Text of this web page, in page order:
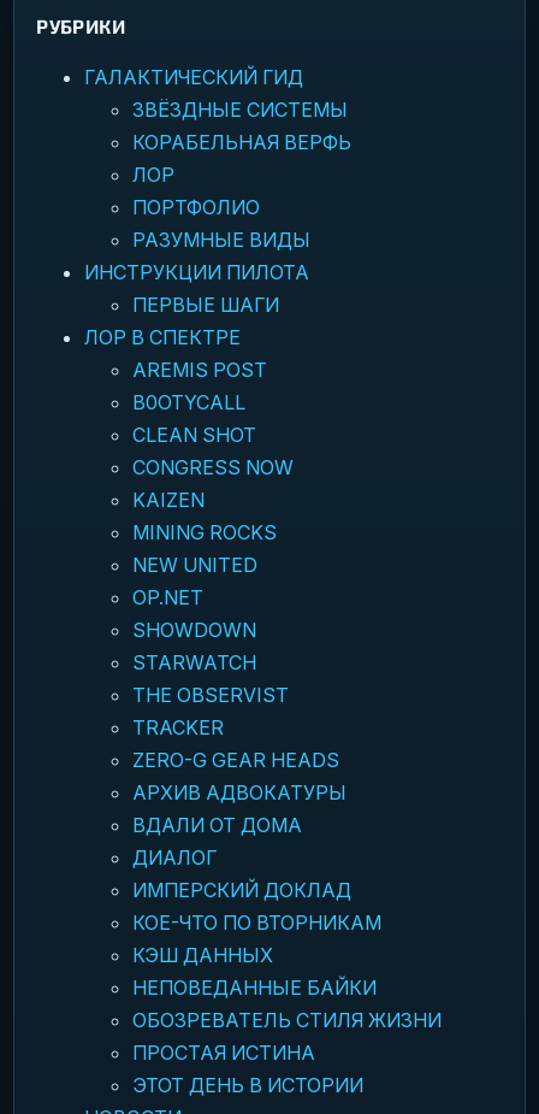
РУБРИКИ
ГАЛАКТИЧЕСКИЙ ГИД
ЗВЁЗДНЫЕ СИСТЕМЫ
КОРАБЕЛЬНАЯ ВЕРФЬ
ЛОР
ПОРТФОЛИО
РАЗУМНЫЕ ВИДЫ
ИНСТРУКЦИИ ПИЛОТА
ПЕРВЫЕ ШАГИ
ЛОР В СПЕКТРЕ
AREMIS POST
B0OTYCALL
CLEAN SHOT
CONGRESS NOW
KAIZEN
MINING ROCKS
NEW UNITED
OP.NET
SHOWDOWN
STARWATCH
THE OBSERVIST
TRACKER
ZERO-G GEAR HEADS
АРХИВ АДВОКАТУРЫ
ВДАЛИ ОТ ДОМА
ДИАЛОГ
ИМПЕРСКИЙ ДОКЛАД
КОЕ-ЧТО ПО ВТОРНИКАМ
КЭШ ДАННЫХ
НЕПОВЕДАННЫЕ БАЙКИ
ОБОЗРЕВАТЕЛЬ СТИЛЯ ЖИЗНИ
ПРОСТАЯ ИСТИНА
ЭТОТ ДЕНЬ В ИСТОРИИ